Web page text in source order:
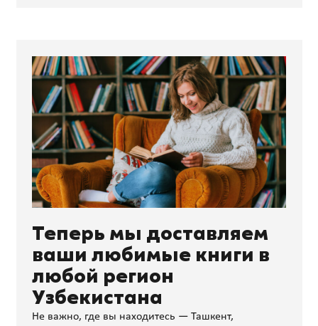
Теперь мы доставляем
ваши любимые книги в
любой регион
Узбекистана
Не важно, где вы находитесь — Ташкент,